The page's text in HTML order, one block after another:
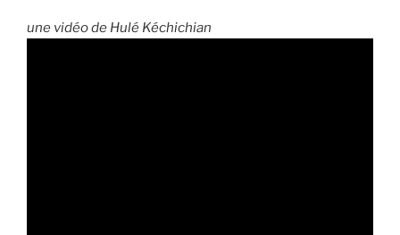
une vidéo de Hulé Kéchichian